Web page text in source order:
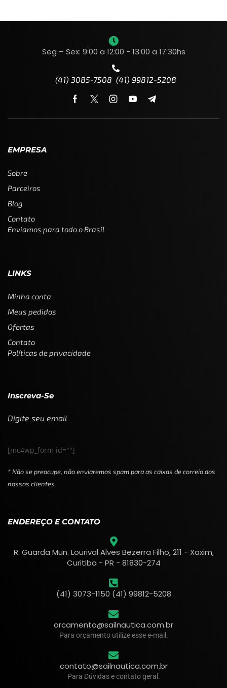
Seg – Sex: 9:00 a 12:00 - 13:00 a 17:30hs
(41) 3085-7508 (41) 99812-5208
EMPRESA
Sobre
Parceiros
Blog
Contato
Enviamos para todo o Brasil
LINKS
Minha conta
Meus pedidos
Ofertas
Contato
Políticas de privacidade
Inscreva-Se
Digite seu email
[mc4wp_form id=""]
* Não se preocupe, não enviaremos spam para as caixas de correio dos
nossos clientes
ENDEREÇO E CONTATO
R. Guarda Mun. Lourival Alves Bezerra Filho, 211 - Xaxim,
Curitiba - PR - 81830-274
(41) 3073-1150 (41) 99812-5208
orcamento@sailnautica.com.br
Para orçamento utilize esse e-mail.
contato@sailnautica.com.br
Para Dúvidas e contato geral.